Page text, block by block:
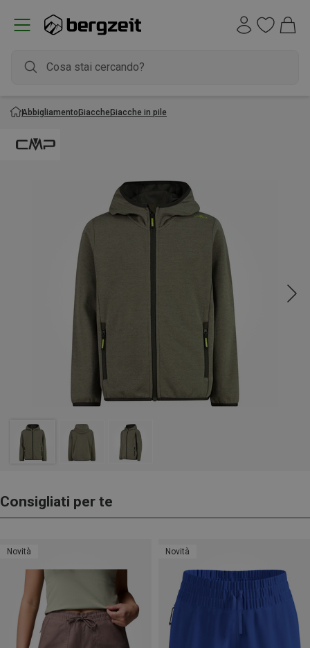
AbbigliamentoGiaccheGiacche in pile
Consigliati per te
Novità Novità